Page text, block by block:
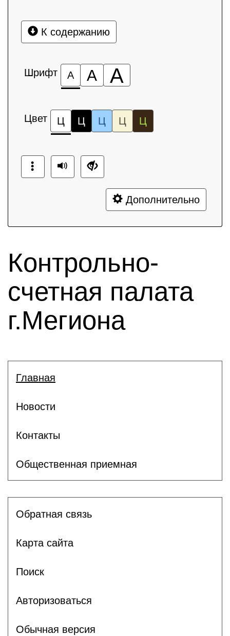
К содержанию
Шрифт А А А
Цвет Ц Ц Ц Ц Ц
Дополнительно
Контрольно-
счетная палата
г.Мегиона
Главная
Новости
Контакты
Общественная приемная
Обратная связь
Карта сайта
Поиск
Авторизоваться
Обычная версия